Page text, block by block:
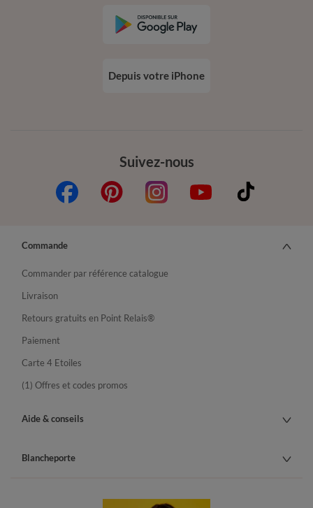
Suivez-nous
Depuis votre iPhone
Commande
Commander par référence catalogue
Livraison
Retours gratuits en Point Relais®
Paiement
Carte 4 Etoiles
(1) Offres et codes promos
Aide & conseils
Blancheporte